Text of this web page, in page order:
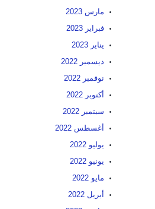
مارس 2023
فبراير 2023
يناير 2023
ديسمبر 2022
نوفمبر 2022
أكتوبر 2022
سبتمبر 2022
أغسطس 2022
يوليو 2022
يونيو 2022
مايو 2022
أبريل 2022